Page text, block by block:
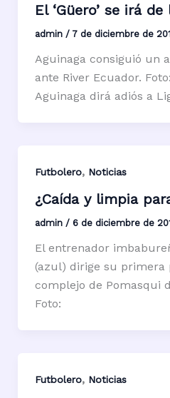
El ‘Güero’ se irá
admin / 7 de diciembre de
Aguinaga consiguió un
ante River Ecuador.
Aguinaga dirá adiós a
Futbolero, Noticias
¿Caída y limpia
admin / 6 de diciembre de
El entrenador
(azul) dirige su primera
complejo de Pomasqui
Foto:
Futbolero, Noticias